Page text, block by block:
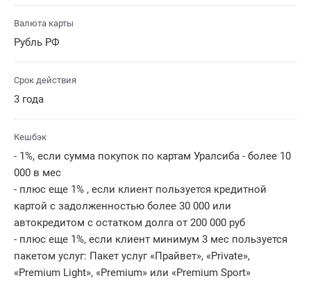
Валюта карты
Рубль РФ
Срок действия
3 года
Кешбэк
- 1%, если сумма покупок по картам Уралсиба - более 10
000 в мес
- плюс еще 1% , если клиент пользуется кредитной
картой с задолженностью более 30 000 или
автокредитом с остатком долга от 200 000 руб
- плюс еще 1%, если клиент минимум 3 мес пользуется
пакетом услуг: Пакет услуг «Прайвет», «Private»,
«Premium Light», «Premium» или «Premium Sport»